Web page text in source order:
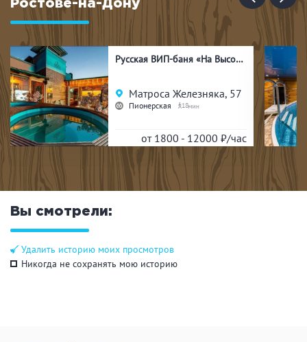
восстановите ваше сознание и здоровье!
Сайт:банясансара.рф
Ростове-на-Дону
Русская ВИП-баня «На Высоте»
Матроса Железняка, 57
Пионерская 18
от 1800 - 12000 ₽/час
Вы смотрели:
Удалить историю моих просмотров
Никогда не сохранять мою историю